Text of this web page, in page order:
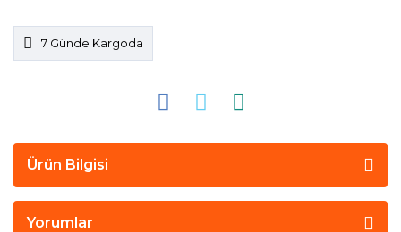
7 Günde Kargoda
Ürün Bilgisi
Yorumlar